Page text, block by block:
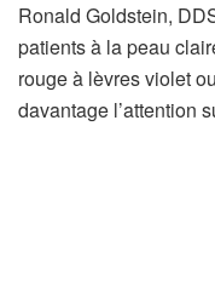
Ronald Goldstein,
patients à la peau
rouge à lèvres violet
davantage l’attention